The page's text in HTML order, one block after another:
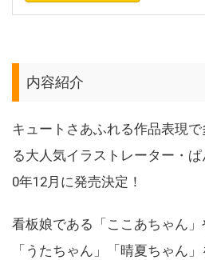
内容紹介
キュートさあふれる作品表現
る大人気イラストレーター・
0年12月に発売決定！
看板娘である「ここあちゃん」
「うたちゃん」「晴夏ちゃん